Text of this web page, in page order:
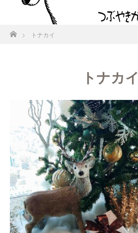
ホーム
トナカイ
トナカイ